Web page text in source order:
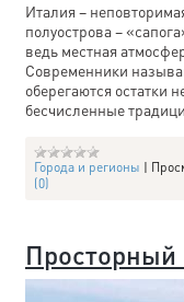
Италия –
полуострова –
ведь местная
Современники
оберегаются остатки
бесчисленные
Города и регионы |
(0)
Просторный